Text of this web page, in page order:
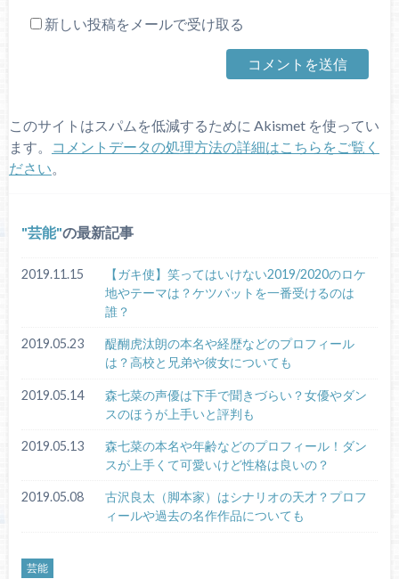
新しい投稿をメールで受け取る
このサイトはスパムを低減するために Akismet を使ってい
ます。
コメントデータの処理方法の詳細はこちらをご覧く
ださい。
芸能 の最新記事
2019.11.15
【ガキ使】笑ってはいけない2019/2020のロケ
地やテーマは？ケツバットを一番受けるのは
誰？
2019.05.23
醍醐虎汰朗の本名や経歴などのプロフィール
は？高校と兄弟や彼女についても
2019.05.14
森七菜の声優は下手で聞きづらい？女優やダン
スのほうが上手いと評判も
2019.05.13
森七菜の本名や年齢などのプロフィール！ダン
スが上手くて可愛いけど性格は良いの？
2019.05.08
古沢良太（脚本家）はシナリオの天才？プロフ
ィールや過去の名作作品についても
芸能